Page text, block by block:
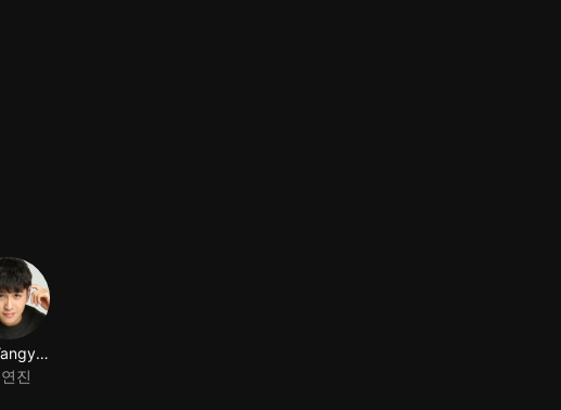
Xie Yangyanmu
진